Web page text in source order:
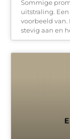
Sommige
uitstraling.
voorbeeld
stevig aan en